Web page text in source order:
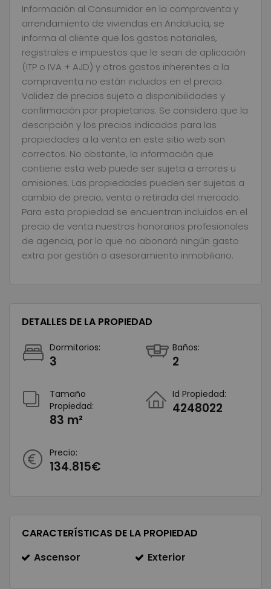
Información al Consumidor en la compraventa y
arrendamiento de viviendas en Andalucía, se
informa al cliente que los gastos notariales,
registrales e impuestos que le sean de aplicación
(ITP o IVA + AJD) y otros gastos inherentes a la
compraventa no están incluidos en el precio.
Validez de precios sujeto a disponibilidades y
confirmación por propietarios. Se considera que la
descripción y los precios indicados para las
propiedades a la venta en este sitio web son
correctos. No obstante, la información que
contiene esta web puede ser sujeta a errores u
omisiones. Las propiedades pueden ser sujetas a
cambio de precio, venta o retirada del mercado.
Para esta propiedad se encuentran incluidos en el
precio de venta nuestros honorarios profesionales
de agencia, por lo que no abonará ningún gasto
extra por gestión o asesoramiento inmobiliario.
DETALLES DE LA PROPIEDAD
Dormitorios:
3
Baños:
2
Tamaño
Propiedad:
83 m²
Id Propiedad:
4248022
Precio:
134.815€
CARACTERÍSTICAS DE LA PROPIEDAD
Ascensor
Exterior